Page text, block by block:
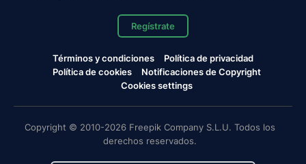
Regístrate
Términos y condiciones
Política de privacidad
Política de cookies
Notificaciones de Copyright
Cookies settings
Copyright © 2010-2026 Freepik Company S.L.U. Todos los
derechos reservados.